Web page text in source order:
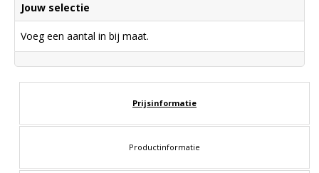
Jouw selectie
Voeg een aantal in bij maat.
Prijsinformatie
Productinformatie